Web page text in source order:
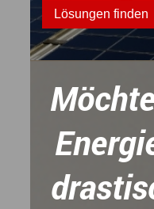
Lösungen finden